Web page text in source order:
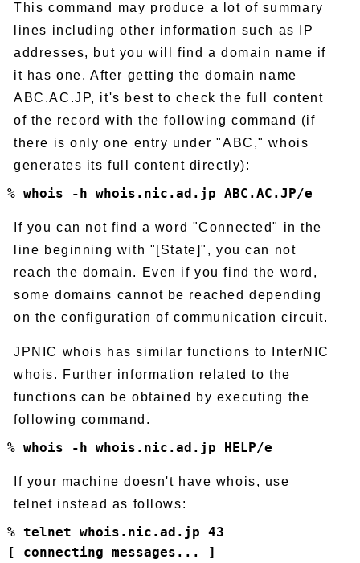
This command may produce a lot of summary
lines including other information such as IP
addresses, but you will find a domain name if
it has one. After getting the domain name
ABC.AC.JP, it's best to check the full content
of the record with the following command (if
there is only one entry under "ABC," whois
generates its full content directly):
% whois -h whois.nic.ad.jp ABC.AC.JP/e
If you can not find a word "Connected" in the
line beginning with "[State]", you can not
reach the domain. Even if you find the word,
some domains cannot be reached depending
on the configuration of communication circuit.
JPNIC whois has similar functions to InterNIC
whois. Further information related to the
functions can be obtained by executing the
following command.
% whois -h whois.nic.ad.jp HELP/e
If your machine doesn't have whois, use
telnet instead as follows:
% telnet whois.nic.ad.jp 43
[ connecting messages... ]